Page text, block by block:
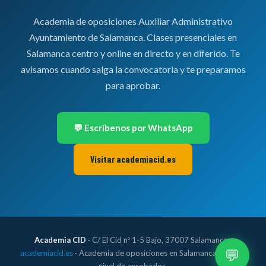
💬
Academia de oposiciones Auxiliar Administrativo
Ayuntamiento de Salamanca. Clases presenciales en
Salamanca centro y online en directo y en diferido. Te
avisamos cuando salga la convocatoria y te preparamos
para aprobar.
💬 Escríbenos por WhatsApp
Visitar academiacid.es
Academia CID · C/ El Cid nº 1-5 Bajo, 37007 Salamanca ·
academiacid.es · Academia de oposiciones en Salamanca con alto